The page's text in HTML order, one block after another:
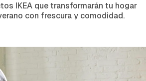
IKEA que transformarán tu hogar
con frescura y comodidad.